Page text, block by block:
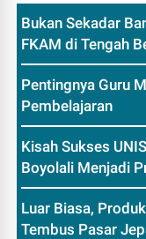
Bukan Sekadar
FKAM di Tengah
Pentingnya Guru
Pembelajaran
Kisah Sukses
Boyolali Menjadi
Luar Biasa,
Tembus Pasar